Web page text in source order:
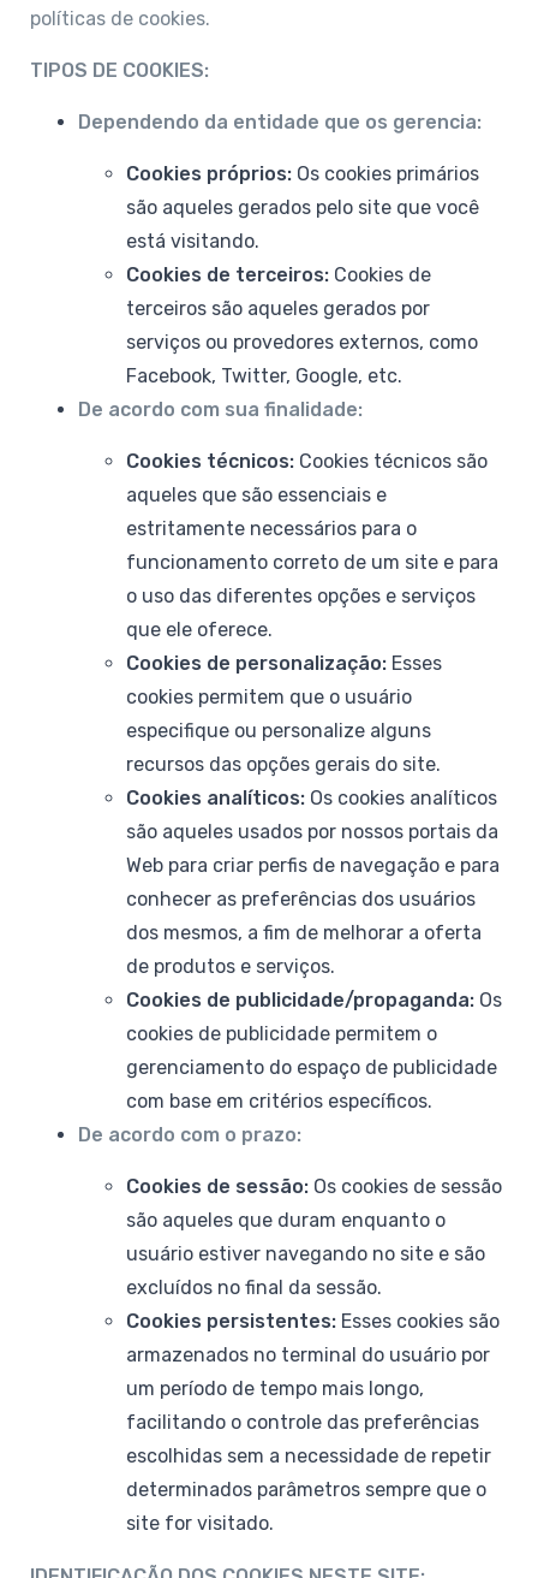
políticas de cookies.
TIPOS DE COOKIES:
Dependendo da entidade que os gerencia:
Cookies próprios: Os cookies primários
são aqueles gerados pelo site que você
está visitando.
Cookies de terceiros: Cookies de
terceiros são aqueles gerados por
serviços ou provedores externos, como
Facebook, Twitter, Google, etc.
De acordo com sua finalidade:
Cookies técnicos: Cookies técnicos são
aqueles que são essenciais e
estritamente necessários para o
funcionamento correto de um site e para
o uso das diferentes opções e serviços
que ele oferece.
Cookies de personalização: Esses
cookies permitem que o usuário
especifique ou personalize alguns
recursos das opções gerais do site.
Cookies analíticos: Os cookies analíticos
são aqueles usados por nossos portais da
Web para criar perfis de navegação e para
conhecer as preferências dos usuários
dos mesmos, a fim de melhorar a oferta
de produtos e serviços.
Cookies de publicidade/propaganda: Os
cookies de publicidade permitem o
gerenciamento do espaço de publicidade
com base em critérios específicos.
De acordo com o prazo:
Cookies de sessão: Os cookies de sessão
são aqueles que duram enquanto o
usuário estiver navegando no site e são
excluídos no final da sessão.
Cookies persistentes: Esses cookies são
armazenados no terminal do usuário por
um período de tempo mais longo,
facilitando o controle das preferências
escolhidas sem a necessidade de repetir
determinados parâmetros sempre que o
site for visitado.